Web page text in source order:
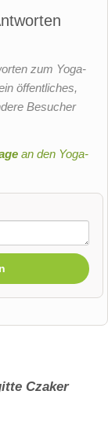
zum Yoga-
öffentliches,
Besucher
an den Yoga-
Czaker